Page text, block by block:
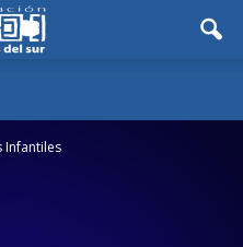
Infantiles